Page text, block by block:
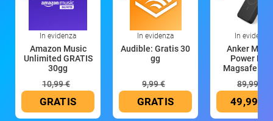
In evidenza
Amazon Music
Unlimited GRATIS
30gg
10,99 €
GRATIS
In evidenza
Audible: Gratis 30
gg
9,99 €
GRATIS
In evidenza
Anker
Power
Magsafe
89,99 €
49,99 €